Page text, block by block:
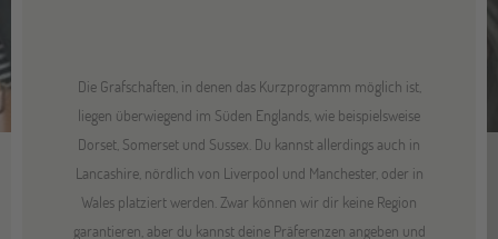
Die Grafschaften, in denen das Kurzprogramm möglich ist,
liegen überwiegend im Süden Englands, wie beispielsweise
Dorset, Somerset und Sussex. Du kannst allerdings auch in
Lancashire, nördlich von Liverpool und Manchester, oder in
Wales platziert werden. Zwar können wir dir keine Region
garantieren, aber du kannst deine Präferenzen angeben und